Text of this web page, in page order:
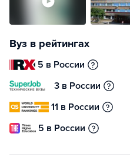
Вуз в рейтингах
5 в России
3 в России
11 в России
5 в России